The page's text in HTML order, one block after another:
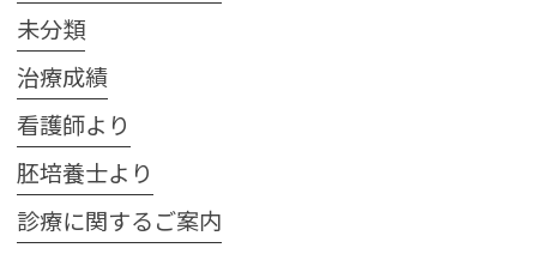
未分類
治療成績
看護師より
胚培養士より
診療に関するご案内